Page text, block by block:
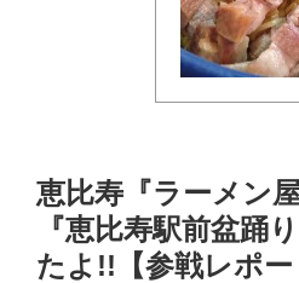
恵比寿『ラーメン
『恵比寿駅前盆踊
たよ!!【参戦レポー